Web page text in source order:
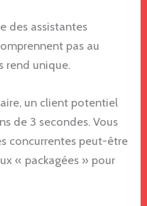
des assistantes
pas au
rend unique.
un client potentiel
de 3 secondes. Vous
concurrentes peut-être
« packagées » pour